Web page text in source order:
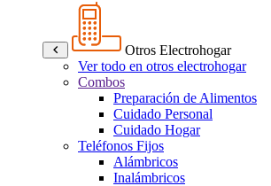
Otros Electrohogar
Ver todo en otros electrohogar
Combos
Preparación de Alimentos
Cuidado Personal
Cuidado Hogar
Teléfonos Fijos
Alámbricos
Inalámbricos